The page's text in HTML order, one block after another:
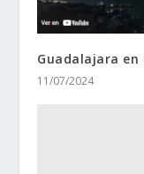
Guadalajara en
11/07/2024